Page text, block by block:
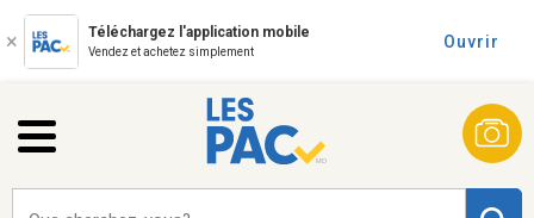
Téléchargez l'application mobile
Vendez et achetez simplement
Ouvrir